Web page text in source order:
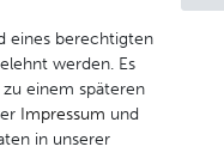
Wenn Sie
werden, nehmen
Kontakt
eines berechtigten
werden. Es
einem späteren
Impressum und
in unserer